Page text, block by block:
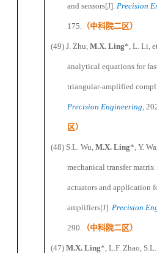
and sensors[J]. Precision
175 （中科院二区）
(49) J. Zhu, M.X. Ling* L. Li,
analytical equations for
triangular-amplified
Precision Engineering ,
区）
(48) S.L. Wu, M.X. Ling* Y.
mechanical transfer
actuators and application
amplifiers[J]. Precision
290. （中科院二区）
(47) M.X. Ling* L.F. Zhao, S.L.